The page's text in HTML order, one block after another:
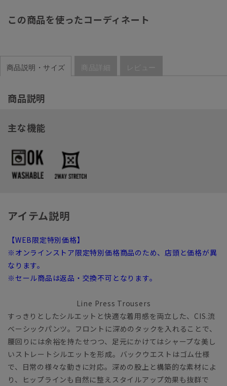
この商品を使ったコーディネート
商品説明・サイズ 商品詳細 レビュー
商品説明
主な機能
アイテム説明
【WEB限定特別価格】
※オンラインストア限定特別価格商品のため、店頭と価格が異
なります。
※セール商品は返品・交換不可となります。
Line Press Trousers
すっきりとしたシルエットと快適な着用感を両立した、CIS.流
ベーシックパンツ。フロントに深めのタックを入れることで、
腰回りには余裕を持たせつつ、足元にかけてはシャープな美し
いストレートシルエットを形成。バックウエストはゴム仕様
で、日常の様々な動きに対応。深めの股上と構築的な素材によ
り、ヒップラインも自然に整えスタイルアップ効果も抜群で